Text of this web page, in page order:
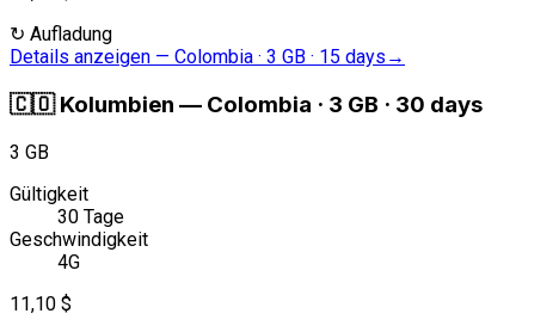
↻ Aufladung
Details anzeigen — Colombia · 3 GB · 15 days →
🇨🇴 Kolumbien — Colombia · 3 GB · 30 days
3 GB
Gültigkeit
30 Tage
Geschwindigkeit
4G
11,10 $